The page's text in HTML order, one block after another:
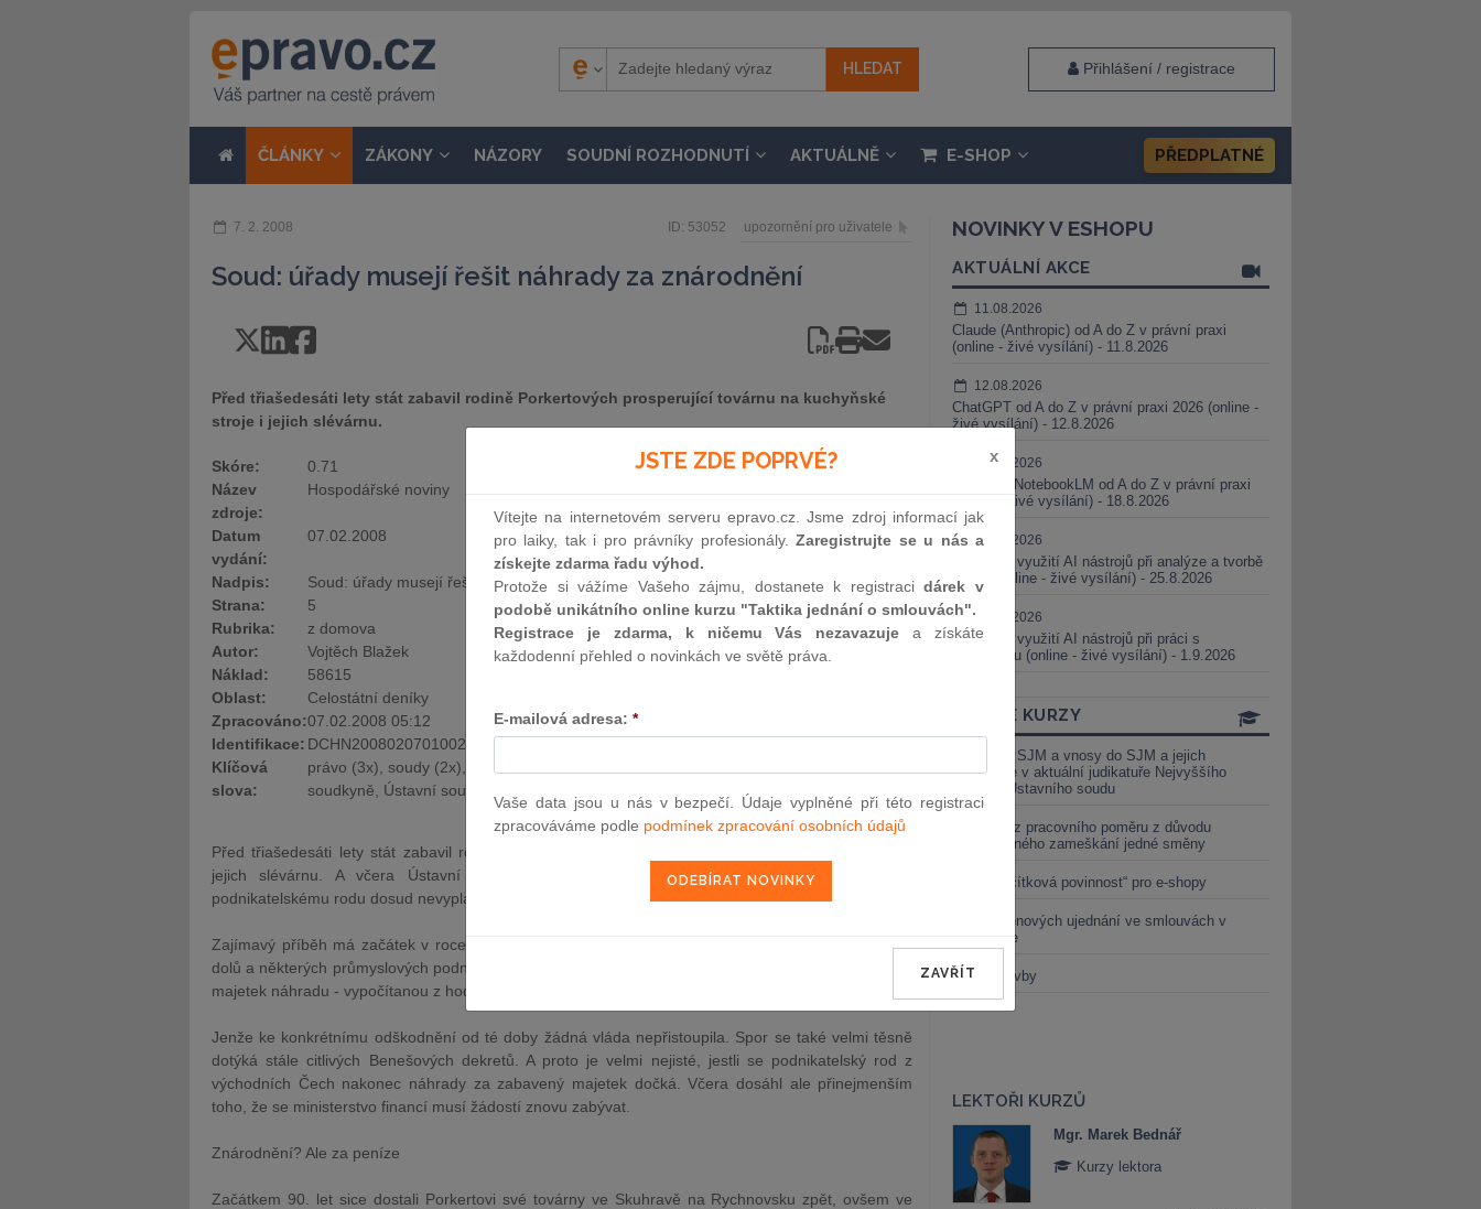
Přihlášení / registrace
ČLÁNKY ZÁKONY NÁZORY SOUDNÍ ROZHODNUTÍ AKTUÁLNĚ E-SHOP PŘEDPLATNÉ
7. 2. 2008 ID: 53052 upozornění pro uživatele
Soud: úřady musejí řešit náhrady za znárodnění
Před třiašedesáti lety stát zabavil rodině Porkertových prosperující továrnu na kuchyňské
stroje i jejich slévárnu.
Skóre:
0.71
Název
zdroje:
Hospodářské noviny
Datum
vydání:
07.02.2008
Nadpis:
Soud: úřady musejí řešit náhrady za znárodnění
Strana:
5
Rubrika:
z domova
Autor:
Vojtěch Blažek
Náklad:
58615
Oblast:
Celostátní deníky
Zpracováno:07.02.2008 05:12
Identifikace: DCHN20080207010024 cz
Klíčová
slova:
právo (3x), soudy (2x), žalobami, právní, rozsudek, ústavní soudci, ústavní soudkyně,
soudkyně, Ústavní soud
Před třiašedesáti lety stát zabavil rodině Porkertových prosperující továrnu na kuchyňské stroje i
jejich slévárnu. A včera Ústavní
vzkázal úřadům, že musejí zdůvodnit, proč za to
podnikatelskému rodu dosud nevyplatily odškodnění.
Zajímavý příběh má začátek v roce 1945, kdy prezident Edvard Beneš vydal dekret o znárodnění
dolů a některých průmyslových podniků. Jeho součástí byl také závazek, že stát vyplatí za zabavený
majetek náhradu - vypočítanou z hodnoty firmy v době znárodnění.
Jenže ke konkrétnímu odškodnění od té doby žádná vláda nepřistoupila. Spor se také velmi těsně
dotýká stále citlivých Benešových dekretů. A proto je velmi nejisté, jestli se podnikatelský rod z
východních Čech nakonec náhrady za zabavený majetek dočká. Včera dosáhl ale přinejmenším
toho, že se ministerstvo financí musí žádostí znovu zabývat.
Znárodnění? Ale za peníze
Začátkem 90. let sice dostali Porkertovi své továrny ve Skuhravě na Rychnovsku zpět, ovšem ve
NOVINKY V ESHOPU
AKTUÁLNÍ AKCE
11.08.2026
Claude (Anthropic) od A do Z v právní praxi
(online - živé vysílání) - 11.8.2026
12.08.2026
ChatGPT od A do Z v právní praxi 2026 (online -
živé vysílání) - 12.8.2026
18.08.2026
Gemini a NotebookLM od A do Z v právní praxi
(online - živé vysílání) - 18.8.2026
25.08.2026
Praktické využití AI nástrojů při analýze a tvorbě
smluv (online - živé vysílání) - 25.8.2026
01.09.2026
Praktické využití AI nástrojů při práci s
judikaturou (online - živé vysílání) - 1.9.2026
ONLINE KURZY
Vnosy ze SJM a vnosy do SJM a jejich
valorizace v aktuální judikatuře Nejvyššího
soudu a Ústavního soudu
Výpověď z pracovního poměru z důvodu
neomluveného zameškání jedné směny
Nová „tlačítková povinnost“ pro e-shopy
Změna cenových ujednání ve smlouvách v
energetice
Černé stavby
LEKTOŘI KURZŮ
Mgr. Marek Bednář
Kurzy lektora
JSTE ZDE POPRVÉ? x
Vítejte na internetovém serveru epravo.cz. Jsme zdroj informací jak
pro laiky, tak i pro právníky profesionály.Zaregistrujte se u nás a
získejte zdarma řadu výhod.
Protože si vážíme Vašeho zájmu, dostanete k registracidárek v
podobě unikátního online kurzu "Taktika jednání o smlouvách".
Registrace je zdarma, k ničemu Vás nezavazuje a získáte
každodenní přehled o novinkách ve světě práva.
E-mailová adresa: *
Vaše data jsou u nás v bezpečí. Údaje vyplněné při této registraci
zpracováváme podle podmínek zpracování osobních údajů
ZAVŘÍT